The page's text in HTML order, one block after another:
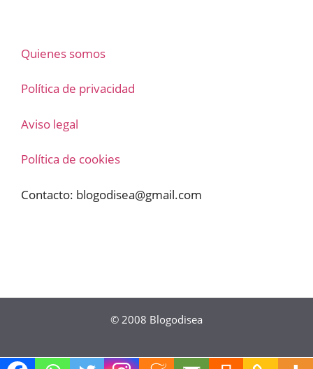
Quienes somos
Política de privacidad
Aviso legal
Política de cookies
Contacto: blogodisea@gmail.com
© 2008 Blogodisea